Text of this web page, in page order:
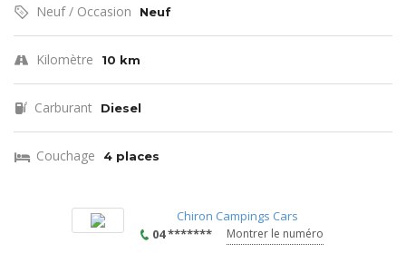
Neuf / Occasion Neuf
Kilomètre 10 km
Carburant Diesel
Couchage 4 places
Chiron Campings Cars
04 *******
Montrer le numéro